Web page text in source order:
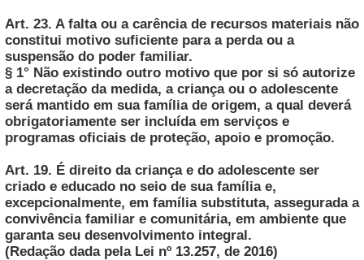
Art. 23. A falta ou a carência de recursos materiais não
constitui motivo suficiente para a perda ou a
suspensão do poder familiar.
§ 1° Não existindo outro motivo que por si só autorize
a decretação da medida, a criança ou o adolescente
será mantido em sua família de origem, a qual deverá
obrigatoriamente ser incluída em serviços e
programas oficiais de proteção, apoio e promoção.
Art. 19. É direito da criança e do adolescente ser
criado e educado no seio de sua família e,
excepcionalmente, em família substituta, assegurada a
convivência familiar e comunitária, em ambiente que
garanta seu desenvolvimento integral.
(Redação dada pela Lei nº 13.257, de 2016)